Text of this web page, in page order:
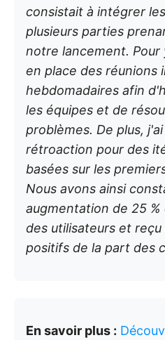
consistait à intégrer
plusieurs parties
notre lancement. Pour
en place des
hebdomadaires afin
les équipes et de
problèmes. De plus,
rétroaction pour des
basées sur les
Nous avons ainsi
augmentation de 25
des utilisateurs et
positifs de la part des
En savoir plus :